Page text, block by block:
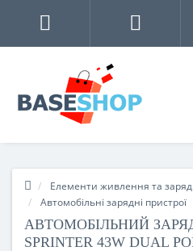
Елементи живлення та
Автомобільні зарядні пристрої
АВТОМОБІЛЬНИЙ
SPRINTER 43W DUAL